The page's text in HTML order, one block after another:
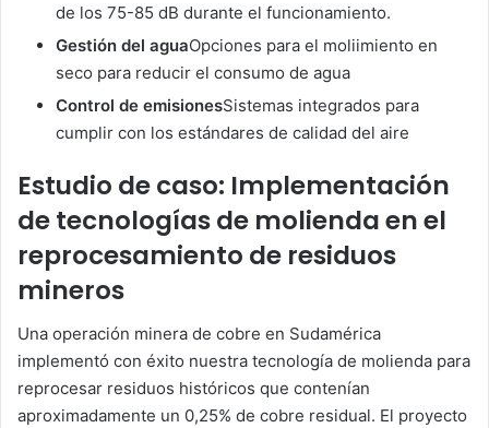
de los 75-85 dB durante el funcionamiento.
Gestión del aguaOpciones para el moliimiento en
seco para reducir el consumo de agua
Control de emisionesSistemas integrados para
cumplir con los estándares de calidad del aire
Estudio de caso: Implementación
de tecnologías de molienda en el
reprocesamiento de residuos
mineros
Una operación minera de cobre en Sudamérica
implementó con éxito nuestra tecnología de molienda para
reprocesar residuos históricos que contenían
aproximadamente un 0,25% de cobre residual. El proyecto